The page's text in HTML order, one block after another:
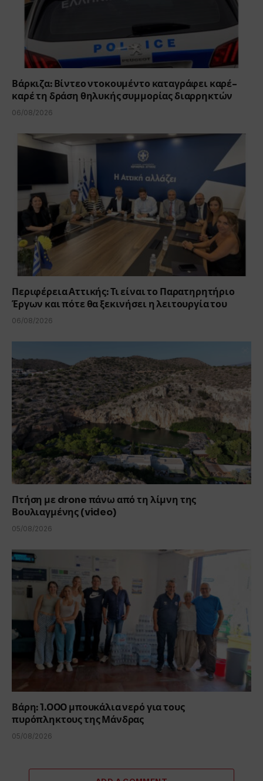
Βάρκιζα: Βίντεο ντοκουμέντο καταγράφει καρέ-
καρέ τη δράση θηλυκής συμμορίας διαρρηκτών
06/08/2026
Περιφέρεια Αττικής: Τι είναι το Παρατηρητήριο
Έργων και πότε θα ξεκινήσει η λειτουργία του
06/08/2026
Πτήση με drone πάνω από τη λίμνη της
Βουλιαγμένης (video)
05/08/2026
Βάρη: 1.000 μπουκάλια νερό για τους
πυρόπληκτους της Μάνδρας
05/08/2026